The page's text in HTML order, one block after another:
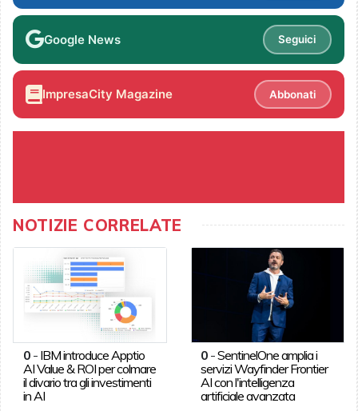
Google News Seguici
ImpresaCity Magazine Abbonati
NOTIZIE CORRELATE
0- IBM introduce Apptio
AI Value & ROI per colmare
il divario tra gli investimenti
in AI
0 -SentinelOne amplia i
servizi Wayfinder Frontier
AI con l'intelligenza
artificiale avanzata